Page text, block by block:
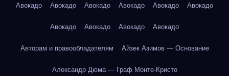
Авокадо Авокадо Авокадо Авокадо Авокадо Авокадо
Авокадо Авокадо Авокадо Авокадо
Авторам и правообладателям Айзек Азимов — Основание
Александр Дюма — Граф Монте-Кристо